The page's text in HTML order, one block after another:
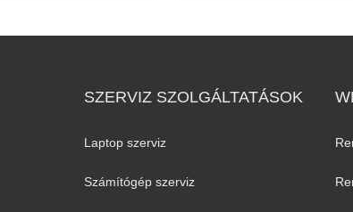
SZERVIZ SZOLGÁLTATÁSOK
Laptop szerviz
Számítógép szerviz